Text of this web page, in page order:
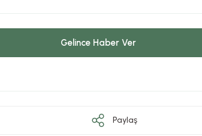
Gelince Haber Ver
Paylaş